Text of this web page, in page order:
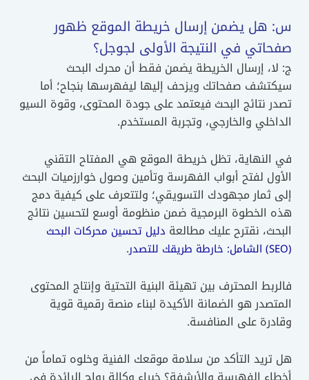
س: هل يضمن إرسال خريطة الموقع ظهور
صفحاتي في النتيجة الأولى لجوجل؟
ج: لا، إرسال الخريطة يضمن فقط أن محرك البحث
سيكتشف صفحاتك ويزحف إليها ليفهرسها بنجاح؛ أما
تصدر نتائج البحث فيعتمد على جودة المحتوى، وقوة السيو
الداخلي والخارجي، وتجربة المستخدم.
في النهاية، تظل خريطة الموقع هي المفتاح التقني
الأول لفتح أبواب الفهرسة وتأمين وصول خوارزميات البحث
إلى ثمار مجهودك التسويقي؛ ولتتعرف على كيفية دمج
هذه الخطوة البرمجية ضمن منظومة أوسع لتحسين نتائج
البحث، نقترح عليك مطالعة دليل تحسين محركات البحث
(SEO) الشامل: خارطة طريقك للتصدر
.
فالربط المحترف بين تهيئة البنية التحتية وإنتاج المحتوى
المتصدر هو الضمانة الأكيدة لبناء منصة رقمية قوية
وقادرة على المنافسة.
هل تريد التأكد من سلامة موقعك الفنية وخلوه تماماً من